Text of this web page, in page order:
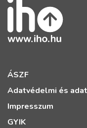
ÁSZF
Adatvédelmi és
Impresszum
GYIK